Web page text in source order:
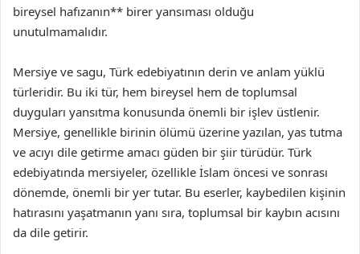
bireysel hafızanın** birer yansıması olduğu
unutulmamalıdır.
Mersiye ve sagu, Türk edebiyatının derin ve anlam yüklü
türleridir. Bu iki tür, hem bireysel hem de toplumsal
duyguları yansıtma konusunda önemli bir işlev üstlenir.
Mersiye, genellikle birinin ölümü üzerine yazılan, yas tutma
ve acıyı dile getirme amacı güden bir şiir türüdür. Türk
edebiyatında mersiyeler, özellikle İslam öncesi ve sonrası
dönemde, önemli bir yer tutar. Bu eserler, kaybedilen kişinin
hatırasını yaşatmanın yanı sıra, toplumsal bir kaybın acısını
da dile getirir.